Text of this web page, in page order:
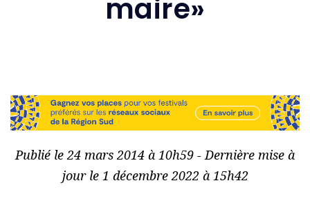
maire»
Publié le 24 mars 2014 à 10h59 - Dernière mise à
jour le 1 décembre 2022 à 15h42